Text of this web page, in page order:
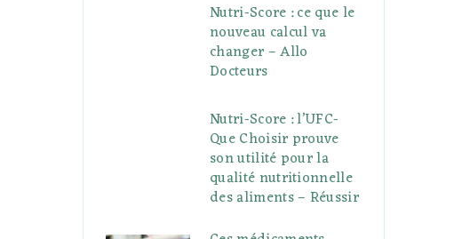
Nutri-Score : ce que le
nouveau calcul va
changer – Allo
Docteurs
Nutri-Score : l’UFC-
Que Choisir prouve
son utilité pour la
qualité nutritionnelle
des aliments – Réussir